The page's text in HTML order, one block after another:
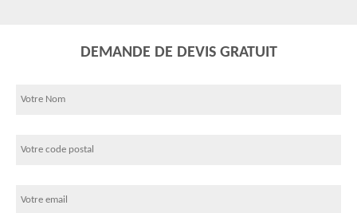
DEMANDE DE DEVIS GRATUIT